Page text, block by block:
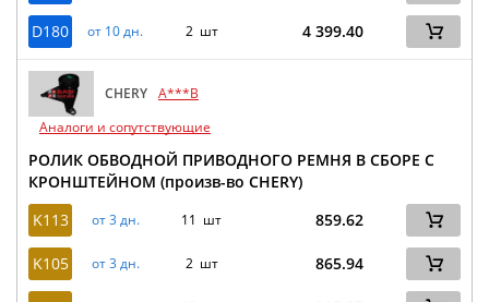
D180 от 10 дн. 2 шт 4 399.40
CHERY A***B
Аналоги и сопутствующие
РОЛИК ОБВОДНОЙ ПРИВОДНОГО РЕМНЯ В СБОРЕ С
КРОНШТЕЙНОМ (произв-во CHERY)
K113
от 3 дн. 11 шт 859.62
K105 от 3 дн. 2 шт 865.94